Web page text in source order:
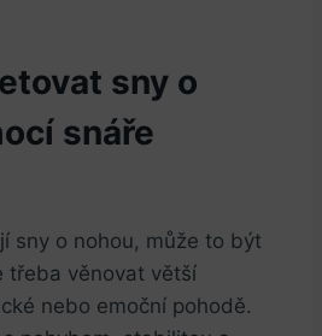
sny o
snáře
sny o nohou, může to být
třeba věnovat větší
nebo emoční pohodě.